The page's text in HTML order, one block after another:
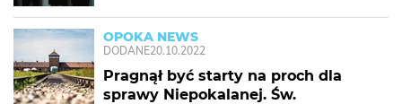
OPOKA NEWS
DODANE20.10.2022
Pragnął być starty na proch dla
sprawy Niepokalanej. Św.